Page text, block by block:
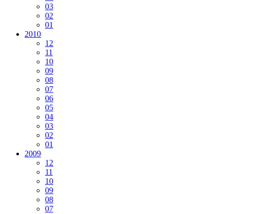
03
02
01
2010
12
11
10
09
08
07
06
05
04
03
02
01
2009
12
11
10
09
08
07